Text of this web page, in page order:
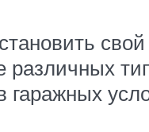
различных